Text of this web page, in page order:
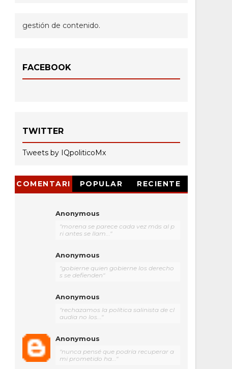
gestión de contenido.
FACEBOOK
TWITTER
Tweets by IQpoliticoMx
COMENTARI
POPULAR RECIENTE
Anonymous
"morena se parece cada vez más al p
ri antes se llam..."
Anonymous
"gobierne quien gobierne los derecho
s se defienden"
Anonymous
"rechazamos la política salinista de cl
audia no los..."
Anonymous
"nunca pensé que podría recuperar a
mi prometido ha..."